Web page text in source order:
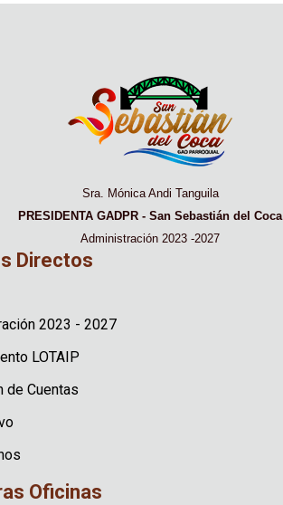
Sra. Mónica Andi Tanguila
PRESIDENTA GADPR - San Sebastián del Coca
Administración 2023 -2027
Directos
2023 - 2027
LOTAIP
de Cuentas
Oficinas